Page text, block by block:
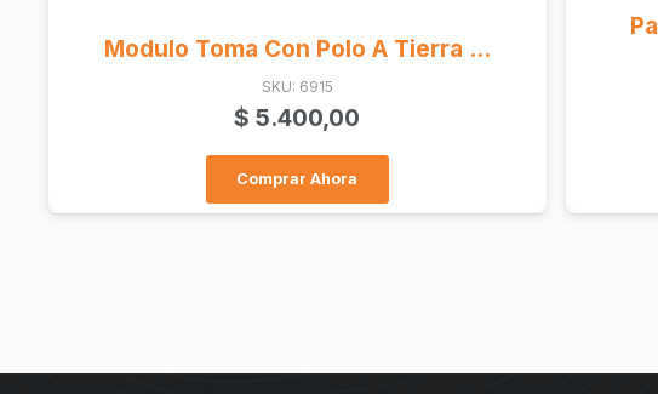
$213.700,00
Comprar Ahora